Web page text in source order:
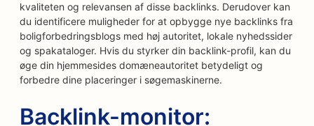
kvaliteten og relevansen af disse backlinks. Derudover kan
du identificere muligheder for at opbygge nye backlinks fra
boligforbedringsblogs med høj autoritet, lokale nyhedssider
og spakataloger. Hvis du styrker din backlink-profil, kan du
øge din hjemmesides domæneautoritet betydeligt og
forbedre dine placeringer i søgemaskinerne.
Backlink-monitor: